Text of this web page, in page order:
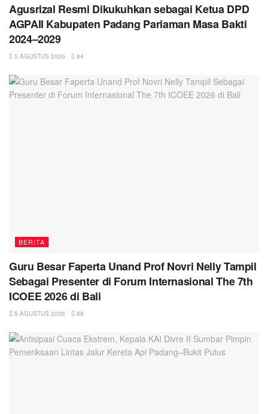
Agusrizal Resmi Dikukuhkan sebagai Ketua DPD
AGPAII Kabupaten Padang Pariaman Masa Bakti
2024–2029
5 AGUSTUS 2026 84
BERITA
Guru Besar Faperta Unand Prof Novri Nelly Tampil
Sebagai Presenter di Forum Internasional The 7th
ICOEE 2026 di Bali
5 AGUSTUS 2026 89